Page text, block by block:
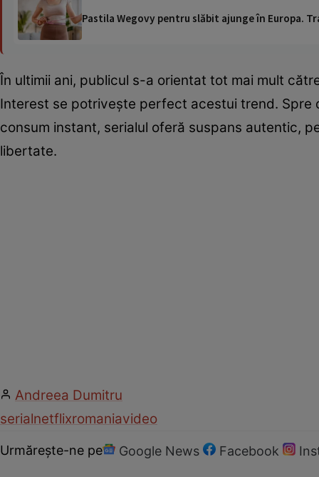
Pastila Wegovy pentru slăbit ajunge în Europa.
În ultimii ani, publicul s-a orientat tot mai mult
Interest se potrivește perfect acestui trend.
consum instant, serialul oferă suspans autentic,
libertate.
Andreea Dumitru
serialnetflixromaniavideo
Urmărește-ne pe Google News Facebook